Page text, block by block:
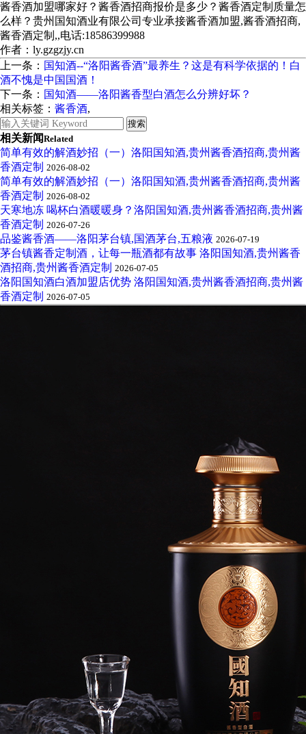
酱香酒加盟哪家好？酱香酒招商报价是多少？酱香酒定制质量怎
么样？贵州国知酒业有限公司专业承接酱香酒加盟,酱香酒招商,
酱香酒定制,,电话:18586399988
作者：ly.gzgzjy.cn
上一条： 国知酒--“洛阳酱香酒”最养生？这是有科学依据的！白
酒不愧是中国国酒！
下一条： 国知酒——洛阳酱香型白酒怎么分辨好坏？
相关标签： 酱香酒,
相关新闻Related
简单有效的解酒妙招（一）洛阳国知酒,贵州酱香酒招商,贵州酱
香酒定制 2026-08-02
简单有效的解酒妙招（一）洛阳国知酒,贵州酱香酒招商,贵州酱
香酒定制 2026-08-02
天寒地冻 喝杯白酒暖暖身？洛阳国知酒,贵州酱香酒招商,贵州酱
香酒定制 2026-07-26
品鉴酱香酒——洛阳茅台镇,国酒茅台,五粮液 2026-07-19
茅台镇酱香定制酒，让每一瓶酒都有故事 洛阳国知酒,贵州酱香
酒招商,贵州酱香酒定制 2026-07-05
洛阳国知酒白酒加盟店优势 洛阳国知酒,贵州酱香酒招商,贵州酱
香酒定制 2026-07-05